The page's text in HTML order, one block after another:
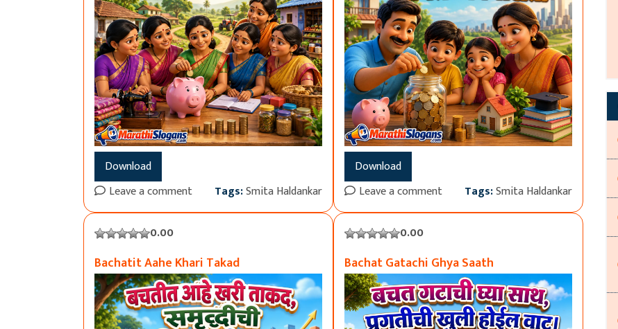
Download
Leave a comment
Tags:Smita Haldankar
Download
Leave a comment
Tags:Smita Haldankar
0.00
Bachatit Aahe Khari Takad
0.00
Bachat Gatachi Ghya Saath